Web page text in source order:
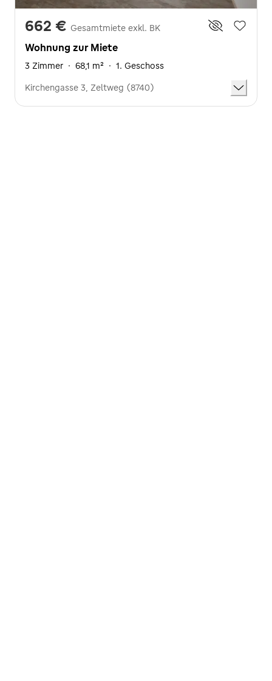
662 € Gesamtmiete exkl. BK
Wohnung zur Miete
3 Zimmer · 68,1 m² · 1. Geschoss
Kirchengasse 3, Zeltweg (8740)